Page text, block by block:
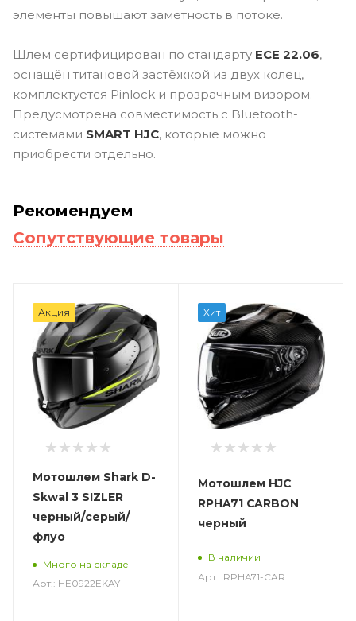
элементы повышают заметность в потоке.
Шлем сертифицирован по стандарту ECE 22.06,
оснащён титановой застёжкой из двух колец,
комплектуется Pinlock и прозрачным визором.
Предусмотрена совместимость с Bluetooth-
системами SMART HJC, которые можно
приобрести отдельно.
Рекомендуем
Сопутствующие товары
Акция
Мотошлем Shark D-
Skwal 3 SIZLER
черный/серый/
флуо
Много на складе
Арт.: HE0922EKAY
Хит
Мотошлем HJC
RPHA71 CARBON
черный
В наличии
Арт.: RPHA71-CAR